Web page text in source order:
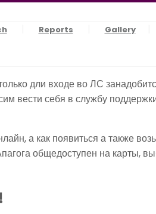
Reports Gallery
дли входе во ЛС
вести себя в службу
а как появиться а также
общедоступен на карты,